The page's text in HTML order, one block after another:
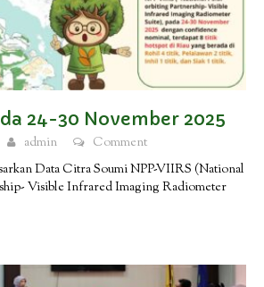
24-30 November 2025
admin
Comment
Data Citra Soumi NPP-VIIRS (National
Visible Infrared Imaging Radiometer